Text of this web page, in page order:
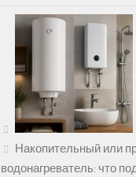
Накопительный или
водонагреватель: что